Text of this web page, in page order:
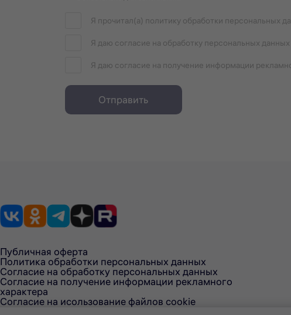
Я прочитал(а) политику обработки персональных
Я даю согласие на обработку персональных данных
Я даю согласие на получение информации
Отправить
Публичная оферта
Политика обработки персональных данных
Согласие на обработку персональных данных
Согласие на получение информации рекламного
характера
Согласие на исользование файлов cookie